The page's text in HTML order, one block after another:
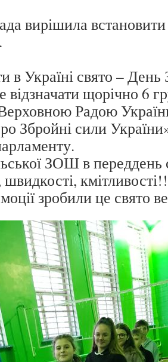
вирішила встановити
в Україні свято –
відзначати щорічно 6
Радою
Збройні сили
ЗОШ в переддень
швидкості,
зробили це свято